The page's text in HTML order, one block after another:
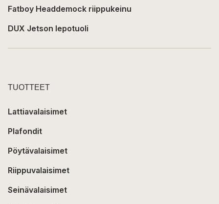
Fatboy Headdemock riippukeinu
DUX Jetson lepotuoli
TUOTTEET
Lattiavalaisimet
Plafondit
Pöytävalaisimet
Riippuvalaisimet
Seinävalaisimet